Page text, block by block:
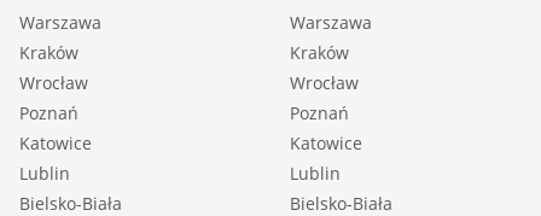
Warszawa
Kraków
Wrocław
Poznań
Katowice
Lublin
Bielsko-Biała
Warszawa
Kraków
Wrocław
Poznań
Katowice
Lublin
Bielsko-Biała